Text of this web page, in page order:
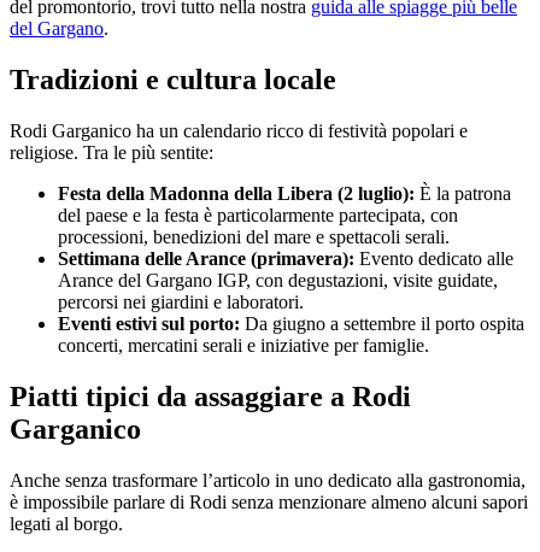
del promontorio, trovi tutto nella nostra guida alle spiagge più belle
del Gargano.
Tradizioni e cultura locale
Rodi Garganico ha un calendario ricco di festività popolari e
religiose. Tra le più sentite:
Festa della Madonna della Libera (2 luglio): È la patrona
del paese e la festa è particolarmente partecipata, con
processioni, benedizioni del mare e spettacoli serali.
Settimana delle Arance (primavera): Evento dedicato alle
Arance del Gargano IGP, con degustazioni, visite guidate,
percorsi nei giardini e laboratori.
Eventi estivi sul porto: Da giugno a settembre il porto ospita
concerti, mercatini serali e iniziative per famiglie.
Piatti tipici da assaggiare a Rodi
Garganico
Anche senza trasformare l’articolo in uno dedicato alla gastronomia,
è impossibile parlare di Rodi senza menzionare almeno alcuni sapori
legati al borgo.